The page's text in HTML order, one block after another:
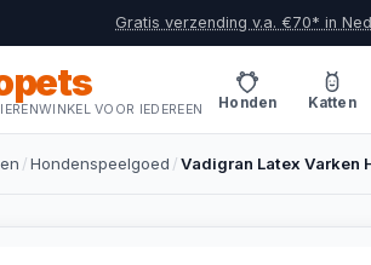
Gratis verzending v.a. €70* in
VOOR IEDEREEN Honden Katten
/Hondenspeelgoed /Vadigran Latex Varken